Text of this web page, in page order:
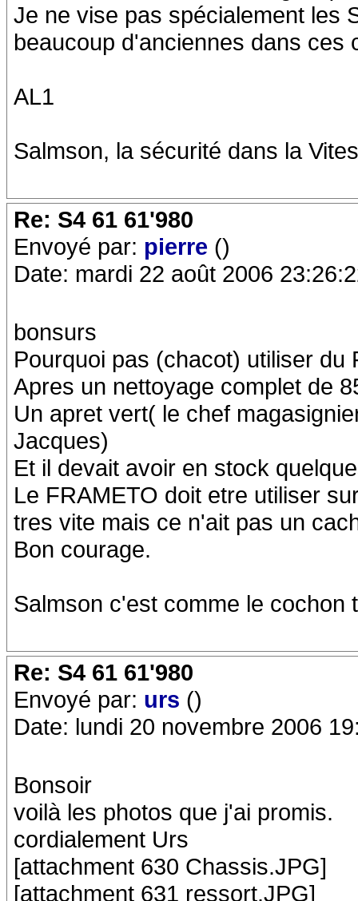
Je ne vise pas spécialement les
beaucoup d'anciennes dans ces
AL1
Salmson, la sécurité dans la
Re: S4 61 61'980
Envoyé par: pierre ()
Date: mardi 22 août 2006
bonsurs
Pourquoi pas (chacot) utiliser du
Apres un nettoyage complet de
Un apret vert( le chef
Jacques)
Et il devait avoir en stock
Le FRAMETO doit etre utiliser
tres vite mais ce n'ait pas un
Bon courage.
Salmson c'est comme le cochon
Re: S4 61 61'980
Envoyé par: urs ()
Date: lundi 20 novembre 2006
Bonsoir
voilà les photos que j'ai promis.
cordialement Urs
[attachment 630 Chassis.JPG]
[attachment 631 ressort.JPG]